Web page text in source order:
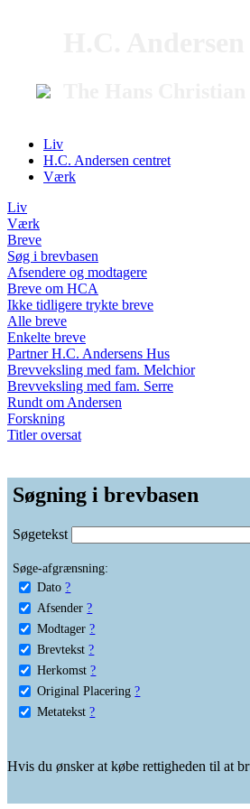
Liv
H.C. Andersen centret
Værk
Liv
Værk
Breve
Søg i brevbasen
Afsendere og modtagere
Breve om HCA
Ikke tidligere trykte breve
Alle breve
Enkelte breve
Partner H.C. Andersens Hus
Brevveksling med fam. Melchior
Brevveksling med fam. Serre
Rundt om Andersen
Forskning
Titler oversat
Søgning i brevbasen
Søgetekst
Søge-afgrænsning:
Dato ?
Afsender ?
Modtager ?
Brevtekst ?
Herkomst ?
Original Placering ?
Metatekst ?
Hvis du ønsker at købe rettigheden til at